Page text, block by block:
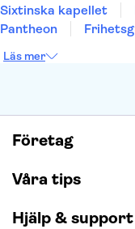
Sixtinska kapellet
Pantheon
Burj Khalifa
Läs mer
Företag
Våra tips
Hjälp & support